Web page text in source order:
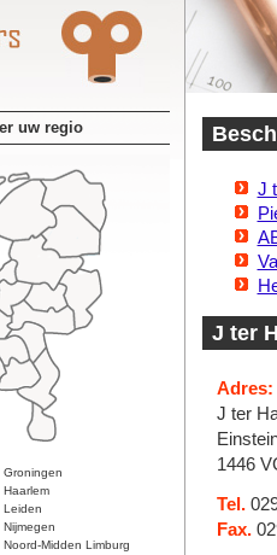
uw regio
Groningen
Haarlem
Leiden
Nijmegen
Noord-Midden Limburg
J
J ter
Adres:
J ter
1446
Tel.
Fax.